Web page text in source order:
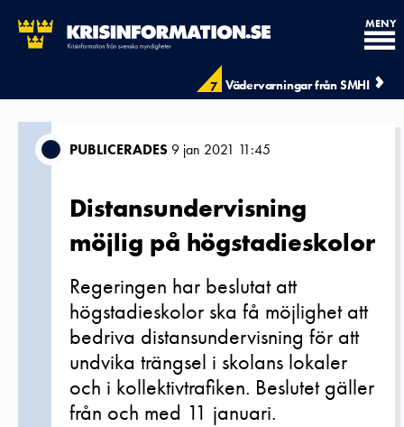
7 Vädervarningar från SMHI
MENY
PUBLICERADES9 jan 2021 11:45
Distansundervisning
möjlig på högstadieskolor
Regeringen har beslutat att
högstadieskolor ska få möjlighet att
bedriva distansundervisning för att
undvika trängsel i skolans lokaler
och i kollektivtrafiken. Beslutet gäller
från och med 11 januari.